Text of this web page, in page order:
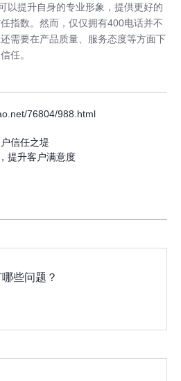
以提升自身的专业形象，提供更好的
指数。然而，仅仅拥有400电话并不
需要在产品质量、服务态度等方面下
任。
76804/988.html
信任之堤
提升客户满意度
些问题？